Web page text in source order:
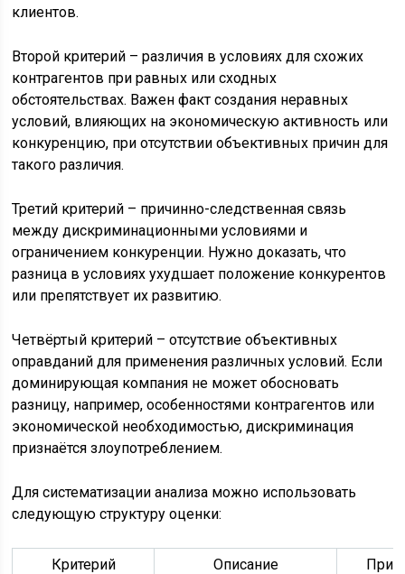
клиентов.
Второй критерий – различия в условиях для схожих
контрагентов при равных или сходных
обстоятельствах. Важен факт создания неравных
условий, влияющих на экономическую активность или
конкуренцию, при отсутствии объективных причин для
такого различия.
Третий критерий – причинно-следственная связь
между дискриминационными условиями и
ограничением конкуренции. Нужно доказать, что
разница в условиях ухудшает положение конкурентов
или препятствует их развитию.
Четвёртый критерий – отсутствие объективных
оправданий для применения различных условий. Если
доминирующая компания не может обосновать
разницу, например, особенностями контрагентов или
экономической необходимостью, дискриминация
признаётся злоупотреблением.
Для систематизации анализа можно использовать
следующую структуру оценки:
Критерий Описание